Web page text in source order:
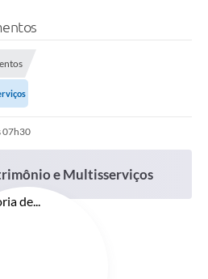
07h30
e Multisserviços